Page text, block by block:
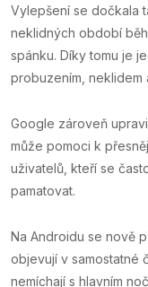
Vylepšení se dočkala
neklidných období
spánku. Díky tomu je
probuzením, neklidem
Google zároveň
může pomoci k
uživatelů, kteří se
pamatovat.
Na Androidu se nově
objevují v samostatné
nemíchají s hlavním